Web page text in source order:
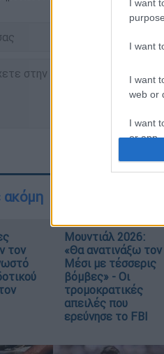
I want
I want
I want
web or
I want
or app.
I want
ακόμη
τον
Μουντιάλ 2026:
«Θα ανατινάξω τον
Μέσι με τέσσερις
βόμβες» - Οι
τρομοκρατικές
απειλές που
ερεύνησε το FBI